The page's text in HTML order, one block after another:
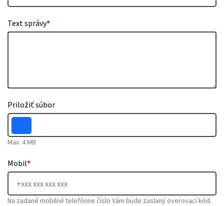
Text správy*
Priložiť súbor
Max. 4 MB
Mobil*
Na zadané mobilné telefónne číslo Vám bude zaslaný overovací kód.